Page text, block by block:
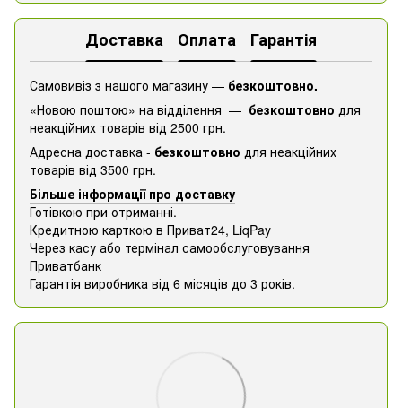
Доставка Оплата Гарантія
Самовивіз з нашого магазину — безкоштовно.
«Новою поштою» на відділення — безкоштовно для
неакційних товарів від 2500 грн.
Адресна доставка - безкоштовно для неакційних
товарів від 3500 грн.
Більше інформації про доставку
Готівкою при отриманні.
Кредитною карткою в Приват24, ​​LiqPay
Через касу або термінал самообслуговування
Приватбанк
Гарантія виробника від 6 місяців до 3 років.